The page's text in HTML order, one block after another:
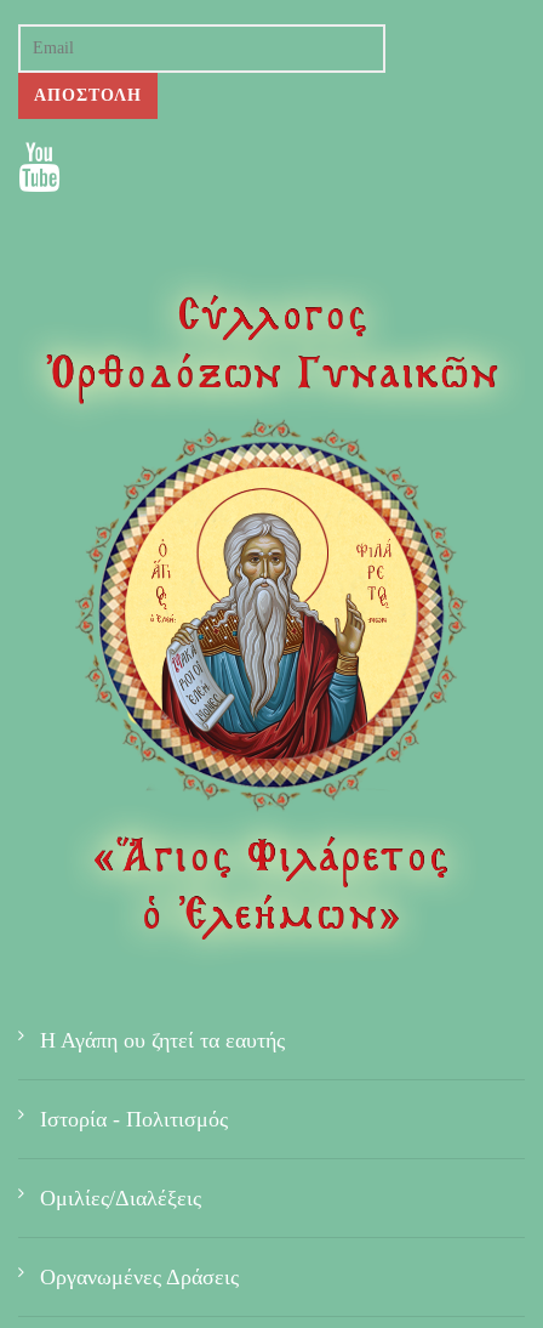
Η Αγάπη ου ζητεί τα εαυτής
Ιστορία - Πολιτισμός
Ομιλίες/Διαλέξεις
Οργανωμένες Δράσεις